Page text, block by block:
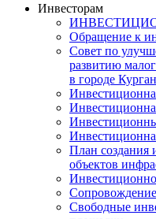
Инвесторам
Обращение к
Совет по
развитию
в городе
План создания
объектов
Свободные